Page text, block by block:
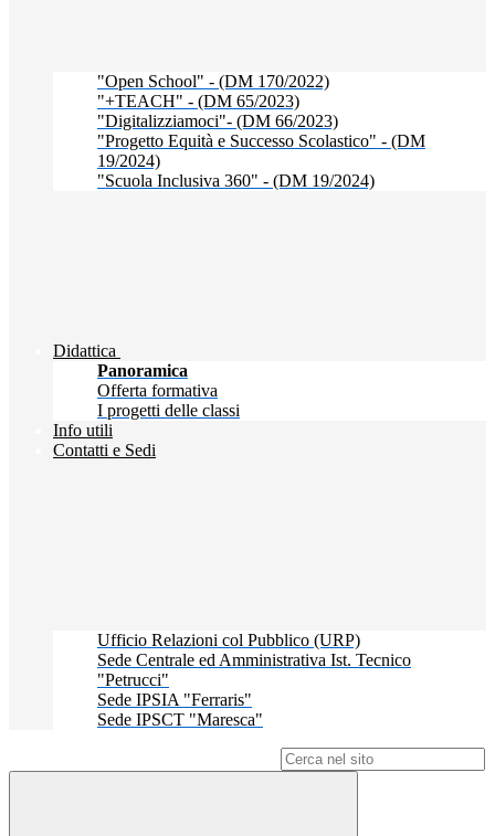
"Open School" - (DM 170/2022)
"+TEACH" - (DM 65/2023)
"Digitalizziamoci"- (DM 66/2023)
"Progetto Equità e Successo Scolastico" - (DM
19/2024)
"Scuola Inclusiva 360" - (DM 19/2024)
Didattica
Panoramica
Offerta formativa
I progetti delle classi
Info utili
Contatti e Sedi
Ufficio Relazioni col Pubblico (URP)
Sede Centrale ed Amministrativa Ist. Tecnico
"Petrucci"
Sede IPSIA "Ferraris"
Sede IPSCT "Maresca"